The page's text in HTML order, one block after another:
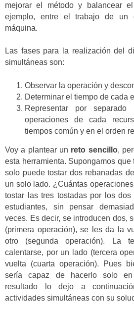
mejorar el método y balancear
ejemplo, entre el trabajo de
máquina.
Las fases para la realización del
simultáneas son:
Observar la operación y
Determinar el tiempo de cada
Representar por
operaciones de cada
tiempos común y en el orden
Voy a plantear un reto sencillo,
esta herramienta. Supongamos
solo puede tostar dos rebanadas
un solo lado. ¿Cuántas
tostar las tres tostadas por los
estudiantes, sin pensar
veces. Es decir, se introducen dos,
(primera operación), se les da la
otro (segunda operación). La
calentarse, por un lado (tercera
vuelta (cuarta operación). Pues
sería capaz de hacerlo solo en
resultado lo dejo a
actividades simultáneas con su